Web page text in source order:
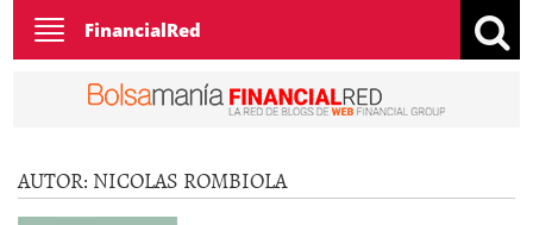
Toggle
navigation
FinancialRed
AUTOR: NICOLAS ROMBIOLA